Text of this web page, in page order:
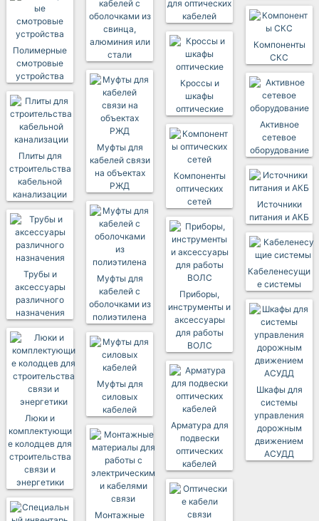
Полимерные
смотровые
устройства
Плиты для
строительства
кабельной
канализации
Трубы и
аксессуары
различного
назначения
Люки и
комплектующи
е колодцев для
строительства
связи и
энергетики
кабелей с
оболочками из
свинца,
алюминия или
стали
Муфты для
кабелей связи
на объектах
РЖД
Муфты для
кабелей с
оболочками из
полиэтилена
Муфты для
силовых
кабелей
Монтажные
для оптических
кабелей
Кроссы и
шкафы
оптические
Компоненты
оптических
сетей
Приборы,
инструменты и
аксессуары
для работы
ВОЛС
Арматура для
подвески
оптических
кабелей
Компоненты
СКС
Активное
сетевое
оборудование
Источники
питания и АКБ
Кабеленесущи
е системы
Шкафы для
системы
управления
дорожным
движением
АСУДД